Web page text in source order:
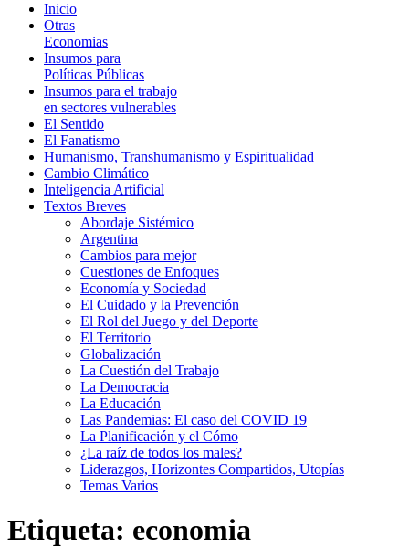
Inicio
Otras
Economias
Insumos para
Políticas Públicas
Insumos para el trabajo
en sectores vulnerables
El Sentido
El Fanatismo
Humanismo, Transhumanismo y Espiritualidad
Cambio Climático
Inteligencia Artificial
Textos Breves
Abordaje Sistémico
Argentina
Cambios para mejor
Cuestiones de Enfoques
Economía y Sociedad
El Cuidado y la Prevención
El Rol del Juego y del Deporte
El Territorio
Globalización
La Cuestión del Trabajo
La Democracia
La Educación
Las Pandemias: El caso del COVID 19
La Planificación y el Cómo
¿La raíz de todos los males?
Liderazgos, Horizontes Compartidos, Utopías
Temas Varios
Etiqueta: economia